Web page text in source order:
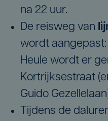
na 22 uur.
De reisweg van
wordt
Heule wordt er
Kortrijksestraat
Guido
Tijdens de